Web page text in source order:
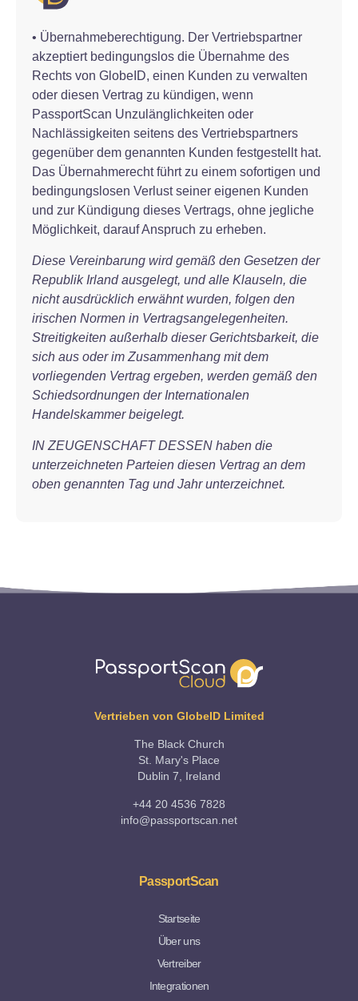
• Übernahmeberechtigung. Der Vertriebspartner
akzeptiert bedingungslos die Übernahme des
Rechts von GlobeID, einen Kunden zu verwalten
oder diesen Vertrag zu kündigen, wenn
PassportScan Unzulänglichkeiten oder
Nachlässigkeiten seitens des Vertriebspartners
gegenüber dem genannten Kunden festgestellt hat.
Das Übernahmerecht führt zu einem sofortigen und
bedingungslosen Verlust seiner eigenen Kunden
und zur Kündigung dieses Vertrags, ohne jegliche
Möglichkeit, darauf Anspruch zu erheben.
Diese Vereinbarung wird gemäß den Gesetzen der
Republik Irland ausgelegt, und alle Klauseln, die
nicht ausdrücklich erwähnt wurden, folgen den
irischen Normen in Vertragsangelegenheiten.
Streitigkeiten außerhalb dieser Gerichtsbarkeit, die
sich aus oder im Zusammenhang mit dem
vorliegenden Vertrag ergeben, werden gemäß den
Schiedsordnungen der Internationalen
Handelskammer beigelegt.
IN ZEUGENSCHAFT DESSEN haben die
unterzeichneten Parteien diesen Vertrag an dem
oben genannten Tag und Jahr unterzeichnet.
Vertrieben von GlobeID Limited
The Black Church
St. Mary's Place
Dublin 7, Ireland
+44 20 4536 7828
info@passportscan.net
PassportScan
Startseite
Über uns
Vertreiber
Integrationen